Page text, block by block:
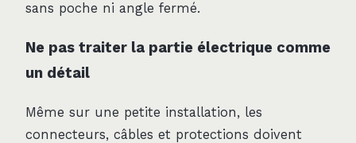
sans poche ni angle fermé.
Ne pas traiter la partie électrique comme
un détail
Même sur une petite installation, les
connecteurs, câbles et protections doivent